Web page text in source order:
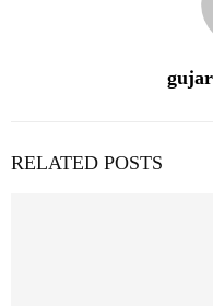
RELATED POSTS